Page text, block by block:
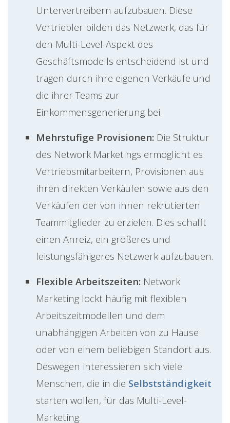
Untervertreibern aufzubauen. Diese
Vertriebler bilden das Netzwerk, das für
den Multi-Level-Aspekt des
Geschäftsmodells entscheidend ist und
tragen durch ihre eigenen Verkäufe und
die ihrer Teams zur
Einkommensgenerierung bei.
Mehrstufige Provisionen: Die Struktur
des Network Marketings ermöglicht es
Vertriebsmitarbeitern, Provisionen aus
ihren direkten Verkäufen sowie aus den
Verkäufen der von ihnen rekrutierten
Teammitglieder zu erzielen. Dies schafft
einen Anreiz, ein größeres und
leistungsfähigeres Netzwerk aufzubauen.
Flexible Arbeitszeiten: Network
Marketing lockt häufig mit flexiblen
Arbeitszeitmodellen und dem
unabhängigen Arbeiten von zu Hause
oder von einem beliebigen Standort aus.
Deswegen interessieren sich viele
Menschen, die in die Selbstständigkeit
starten wollen, für das Multi-Level-
Marketing.